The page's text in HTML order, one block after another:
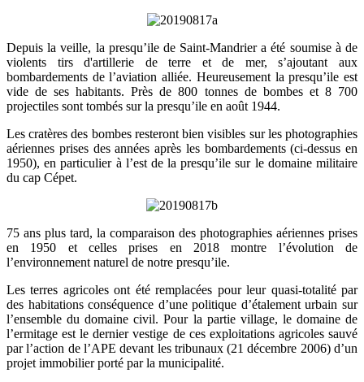
Depuis la veille, la presqu’ile de Saint-Mandrier a été soumise à de
violents tirs d'artillerie de terre et de mer, s’ajoutant aux
bombardements de l’aviation alliée. Heureusement la presqu’ile est
vide de ses habitants. Près de 800 tonnes de bombes et 8 700
projectiles sont tombés sur la presqu’ile en août 1944.
Les cratères des bombes resteront bien visibles sur les photographies
aériennes prises des années après les bombardements (ci-dessus en
1950), en particulier à l’est de la presqu’ile sur le domaine militaire
du cap Cépet.
75 ans plus tard, la comparaison des photographies aériennes prises
en 1950 et celles prises en 2018 montre l’évolution de
l’environnement naturel de notre presqu’ile.
Les terres agricoles ont été remplacées pour leur quasi-totalité par
des habitations conséquence d’une politique d’étalement urbain sur
l’ensemble du domaine civil. Pour la partie village, le domaine de
l’ermitage est le dernier vestige de ces exploitations agricoles sauvé
par l’action de l’APE devant les tribunaux (21 décembre 2006) d’un
projet immobilier porté par la municipalité.